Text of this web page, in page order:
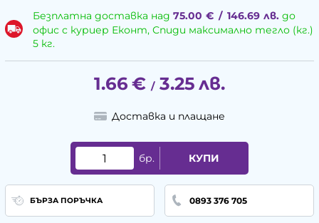
Безплатна доставка над 75.00 € / 146.69 лв.до
офис с куриер Еконт, Спиди максимално тегло (кг.)
5 кг.
1.66 € / 3.25 лв.
Доставка и плащане
бр. КУПИ
БЪРЗА ПОРЪЧКА 0893 376 705